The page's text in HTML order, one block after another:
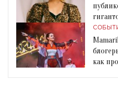
как